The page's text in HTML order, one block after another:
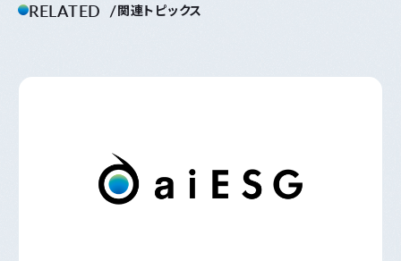
RELATED 関連トピックス